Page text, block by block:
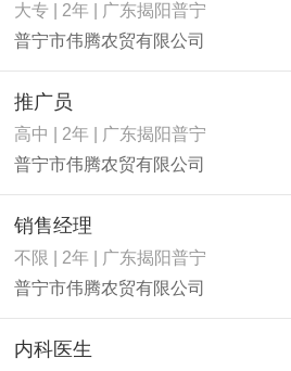
大专 | 2年 | 广东揭阳普宁
普宁市伟腾农贸有限公司
推广员
高中 | 2年 | 广东揭阳普宁
普宁市伟腾农贸有限公司
销售经理
不限 | 2年 | 广东揭阳普宁
普宁市伟腾农贸有限公司
内科医生